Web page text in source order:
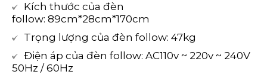
Kích thước của đèn
follow: 89cm*28cm*170cm
Trọng lượng của đèn follow: 47kg
Điện áp của đèn follow: AC110v ~ 220v ~ 240V
50Hz / 60Hz